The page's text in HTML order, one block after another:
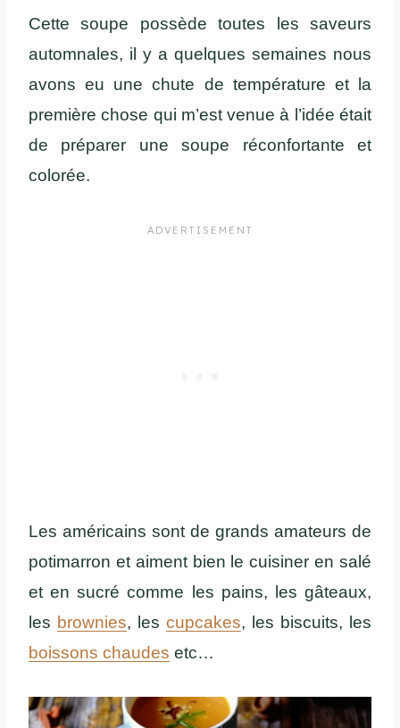
Cette soupe possède toutes les saveurs
automnales, il y a quelques semaines nous
avons eu une chute de température et la
première chose qui m’est venue à l’idée était
de préparer une soupe réconfortante et
colorée.
Les américains sont de grands amateurs de
potimarron et aiment bien le cuisiner en salé
et en sucré comme les pains, les gâteaux,
les brownies, les cupcakes, les biscuits, les
boissons chaudes etc…